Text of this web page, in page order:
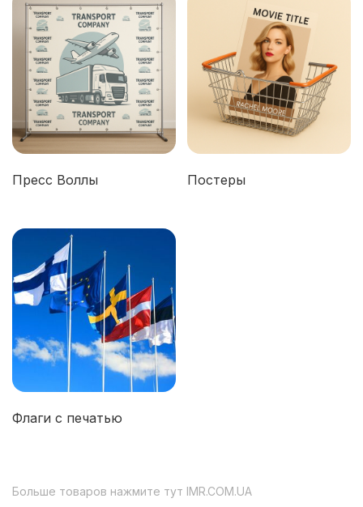
Пресс Воллы Постеры
Флаги с печатью
Больше товаров нажмите тут IMR.COM.UA